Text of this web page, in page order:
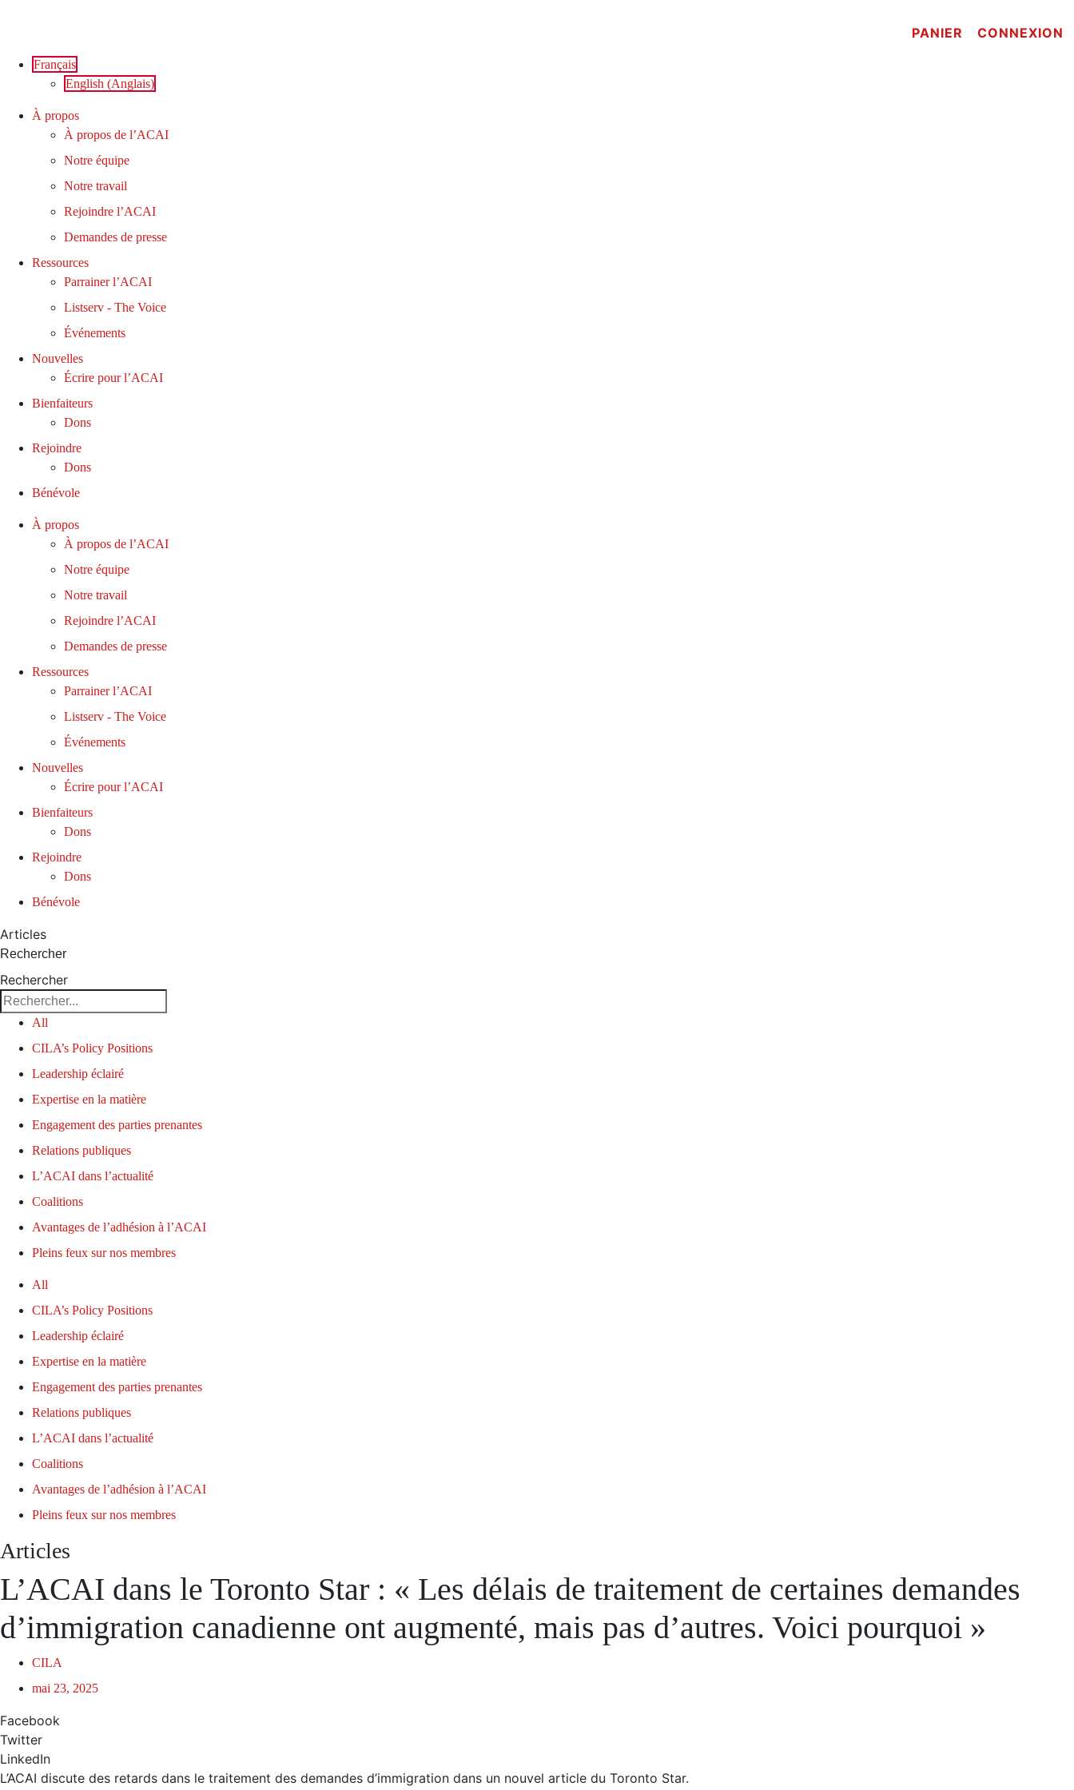
PANIER CONNEXION
Français
English (Anglais)
À propos
À propos de l’ACAI
Notre équipe
Notre travail
Rejoindre l’ACAI
Demandes de presse
Ressources
Parrainer l’ACAI
Listserv - The Voice
Événements
Nouvelles
Écrire pour l’ACAI
Bienfaiteurs
Dons
Rejoindre
Dons
Bénévole
À propos
À propos de l’ACAI
Notre équipe
Notre travail
Rejoindre l’ACAI
Demandes de presse
Ressources
Parrainer l’ACAI
Listserv - The Voice
Événements
Nouvelles
Écrire pour l’ACAI
Bienfaiteurs
Dons
Rejoindre
Dons
Bénévole
Articles
Rechercher
Rechercher
All
CILA’s Policy Positions
Leadership éclairé
Expertise en la matière
Engagement des parties prenantes
Relations publiques
L’ACAI dans l’actualité
Coalitions
Avantages de l’adhésion à l’ACAI
Pleins feux sur nos membres
All
CILA’s Policy Positions
Leadership éclairé
Expertise en la matière
Engagement des parties prenantes
Relations publiques
L’ACAI dans l’actualité
Coalitions
Avantages de l’adhésion à l’ACAI
Pleins feux sur nos membres
Articles
L’ACAI dans le Toronto Star : « Les délais de traitement de certaines demandes
d’immigration canadienne ont augmenté, mais pas d’autres. Voici pourquoi »
CILA
mai 23, 2025
Facebook
Twitter
LinkedIn
L’ACAI discute des retards dans le traitement des demandes d’immigration dans un nouvel article du Toronto Star.